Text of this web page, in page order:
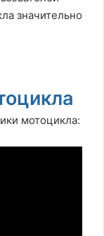
значительно
мотоцикла: